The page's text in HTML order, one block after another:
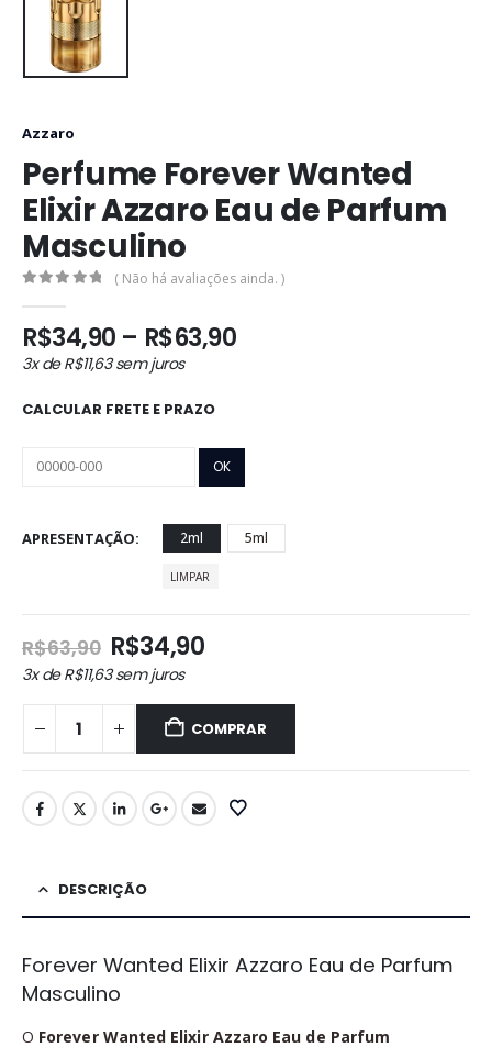
Azzaro
Perfume Forever Wanted
Elixir Azzaro Eau de Parfum
Masculino
( Não há avaliações ainda. )
R$34,90 – R$63,90Faixa
R$63,90
3x deR$11,63sem juros
CALCULAR FRETE E PRAZO
APRESENTAÇÃO 2ml 5ml
LIMPAR
R$63,90 O
preço
original
era:
R$63,90.
R$34,90O
é:
R$34,90.
3x deR$11,63sem juros
COMPRAR
DESCRIÇÃO
Forever Wanted Elixir Azzaro Eau de Parfum
Masculino
O Forever Wanted Elixir Azzaro Eau de Parfum